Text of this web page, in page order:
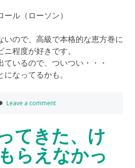
ル（ローソン）
いので、高級で本格的な恵方巻に
程度が好きです。
いるので、ついつい・・・
なってるかも。
Leave a comment
てきた、け
らえなかっ